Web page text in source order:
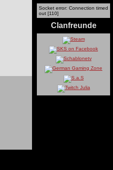
Socket error: Connection timed
out [110]
Clanfreunde